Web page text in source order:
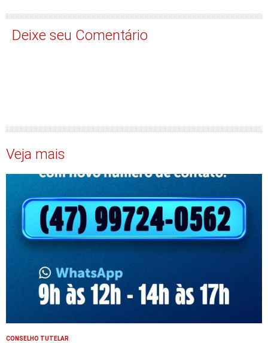
Deixe seu Comentário
Veja mais
CONSELHO TUTELAR